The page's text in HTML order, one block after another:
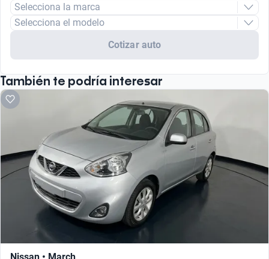
Selecciona la marca
Selecciona el modelo
Cotizar auto
También te podría interesar